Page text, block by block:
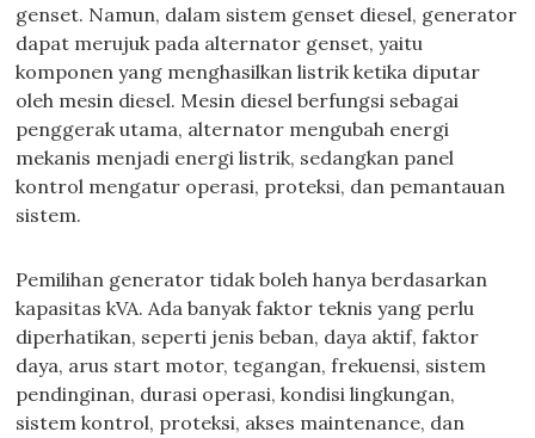
genset. Namun, dalam sistem genset diesel, generator
dapat merujuk pada alternator genset, yaitu
komponen yang menghasilkan listrik ketika diputar
oleh mesin diesel. Mesin diesel berfungsi sebagai
penggerak utama, alternator mengubah energi
mekanis menjadi energi listrik, sedangkan panel
kontrol mengatur operasi, proteksi, dan pemantauan
sistem.
Pemilihan generator tidak boleh hanya berdasarkan
kapasitas kVA. Ada banyak faktor teknis yang perlu
diperhatikan, seperti jenis beban, daya aktif, faktor
daya, arus start motor, tegangan, frekuensi, sistem
pendinginan, durasi operasi, kondisi lingkungan,
sistem kontrol, proteksi, akses maintenance, dan